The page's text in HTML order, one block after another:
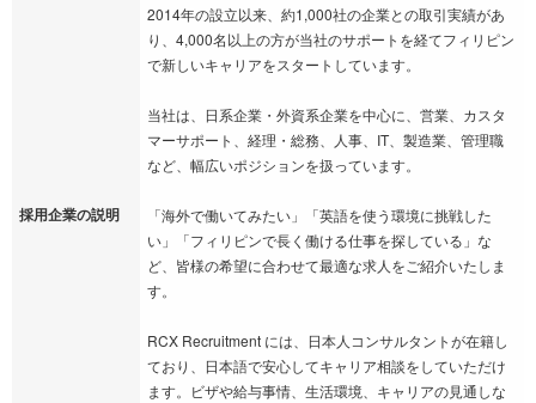
採用企業の説明
2014年の設立以来、約1,000社の企業との取引実績があ
り、4,000名以上の方が当社のサポートを経てフィリピン
で新しいキャリアをスタートしています。
当社は、日系企業・外資系企業を中心に、営業、カスタ
マーサポート、経理・総務、人事、IT、製造業、管理職
など、幅広いポジションを扱っています。
「海外で働いてみたい」「英語を使う環境に挑戦した
い」「フィリピンで長く働ける仕事を探している」な
ど、皆様の希望に合わせて最適な求人をご紹介いたしま
す。
RCX Recruitment には、日本人コンサルタントが在籍し
ており、日本語で安心してキャリア相談をしていただけ
ます。ビザや給与事情、生活環境、キャリアの見通しな